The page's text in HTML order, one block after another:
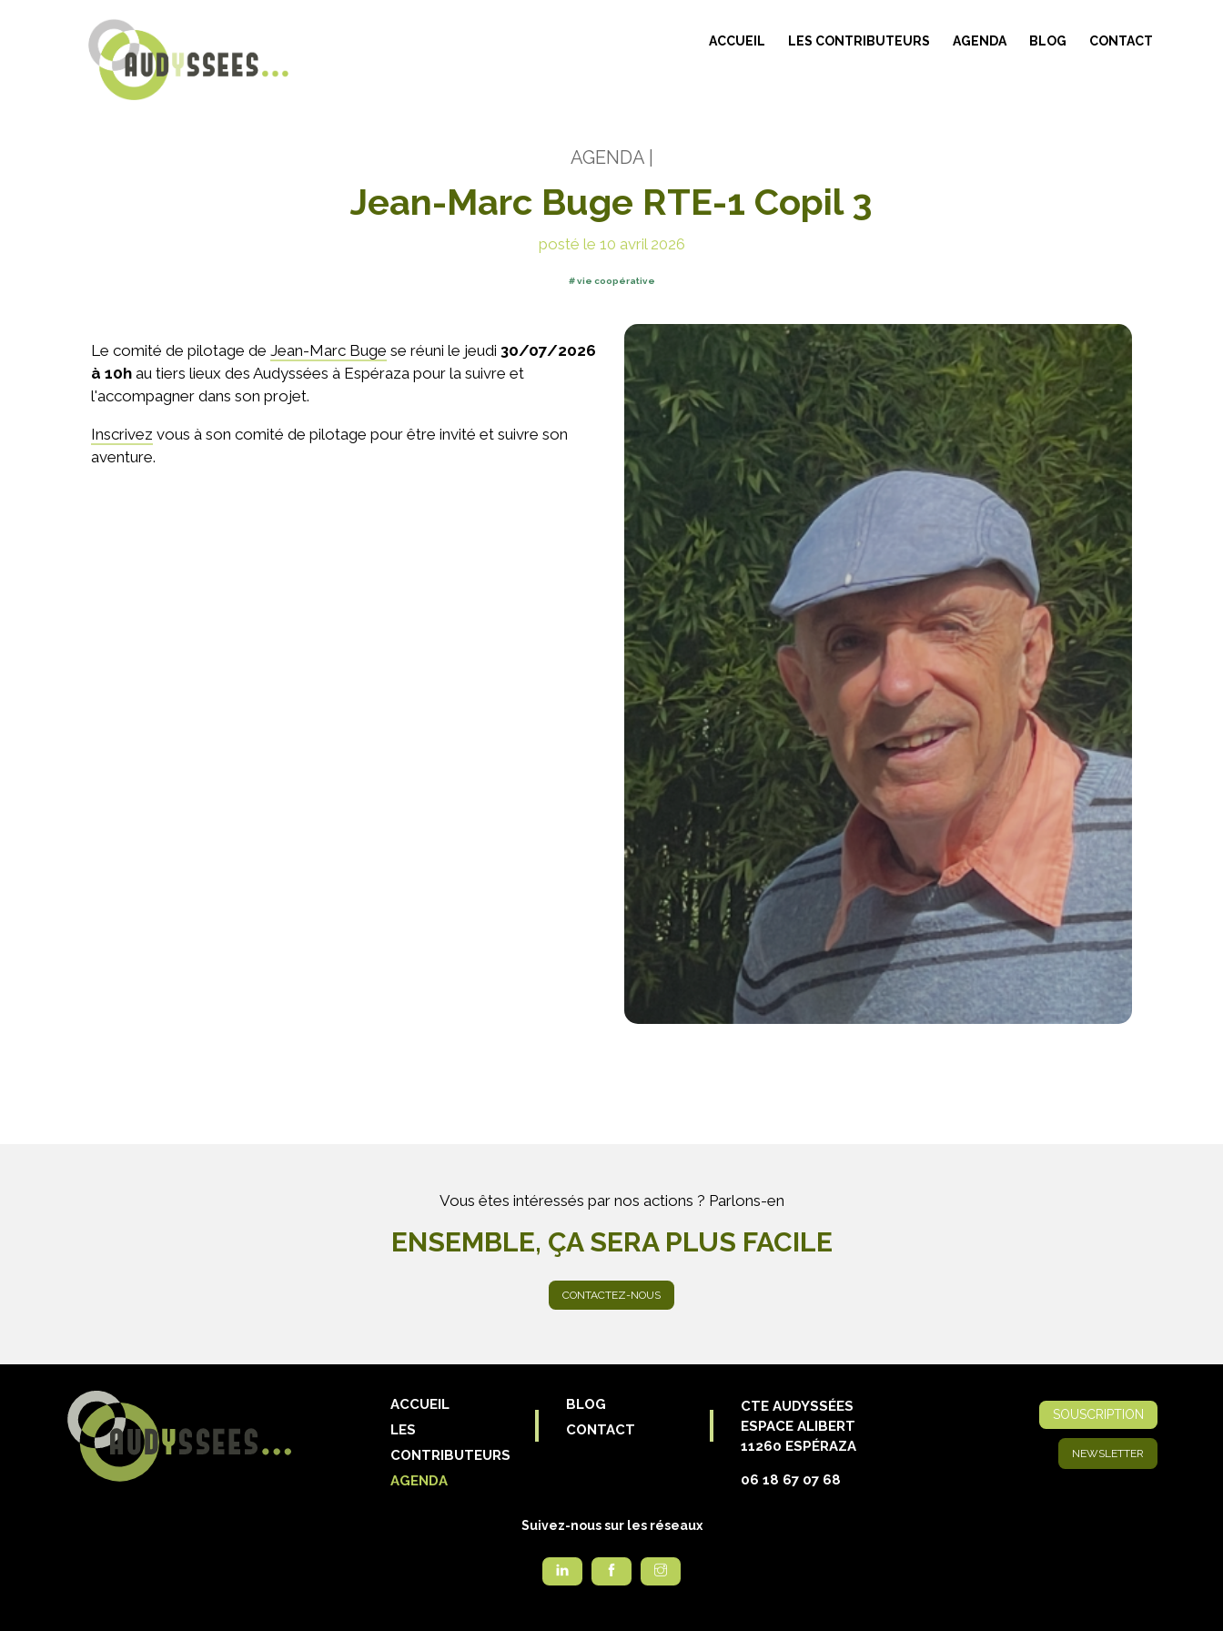
ACCUEIL LES CONTRIBUTEURS AGENDA BLOG CONTACT
AGENDA|
Jean-Marc Buge RTE-1 Copil 3
posté le 10 avril 2026
vie coopérative
Le comité de pilotage de Jean-Marc Buge se réuni le jeudi 30/07/2026
à 10h au tiers lieux des Audyssées à Espéraza pour la suivre et
l'accompagner dans son projet.
Inscrivez vous à son comité de pilotage pour être invité et suivre son
aventure.
Vous êtes intéressés par nos actions ? Parlons-en
ENSEMBLE, ÇA SERA PLUS FACILE
CONTACTEZ-NOUS
ACCUEIL
LES
CONTRIBUTEURS
AGENDA
BLOG
CONTACT
CTE AUDYSSÉES
ESPACE ALIBERT
11260 ESPÉRAZA
06 18 67 07 68
SOUSCRIPTION
NEWSLETTER
Suivez-nous sur les réseaux